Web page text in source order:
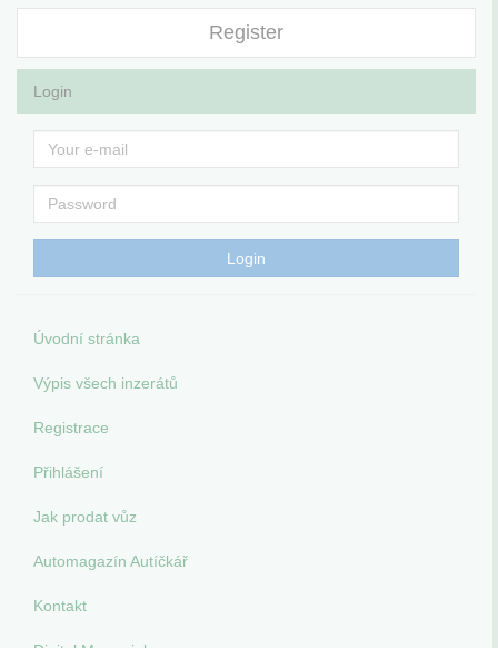
Register
Login
Úvodní stránka
Výpis všech inzerátů
Registrace
Přihlášení
Jak prodat vůz
Automagazín Autíčkář
Kontakt